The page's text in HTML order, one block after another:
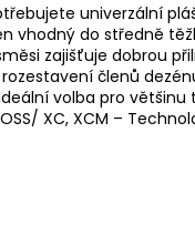
univerzální
vhodný do středně
zajišťuje dobrou
členů
volba pro většinu
XC, XCM –